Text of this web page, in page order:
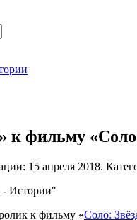
к фильму
15 апреля 2018.
к фильму «Соло: